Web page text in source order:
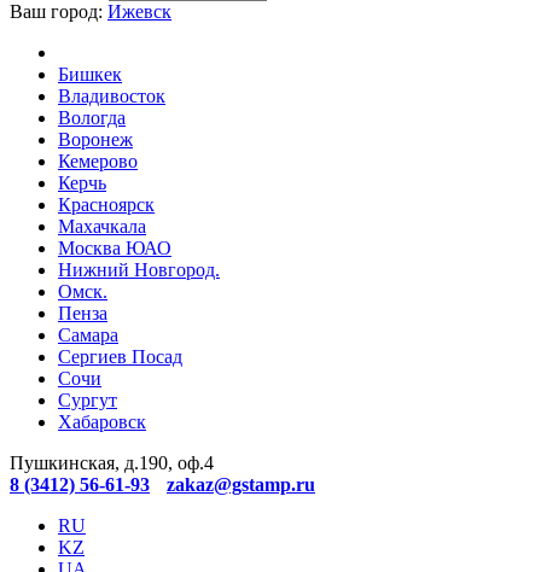
Ваш город: Ижевск
Бишкек
Владивосток
Вологда
Воронеж
Кемерово
Керчь
Красноярск
Махачкала
Москва ЮАО
Нижний Новгород.
Омск.
Пенза
Самара
Сергиев Посад
Сочи
Сургут
Хабаровск
Пушкинская, д.190, оф.4
8 (3412) 56-61-93
zakaz@gstamp.ru
RU
KZ